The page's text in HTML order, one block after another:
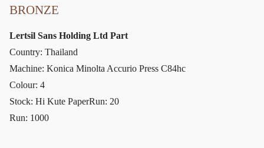
BRONZE
Lertsil Sans Holding Ltd Part
Country: Thailand
Machine: Konica Minolta Accurio Press C84hc
Colour: 4
Stock: Hi Kute PaperRun: 20
Run: 1000